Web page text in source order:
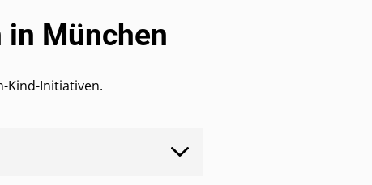
München
Kind-Initiativen.